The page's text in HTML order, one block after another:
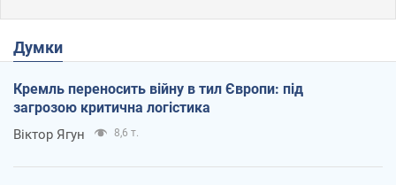
Думки
Кремль переносить війну в тил Європи: під
загрозою критична логістика
Віктор Ягун 8,6 т.